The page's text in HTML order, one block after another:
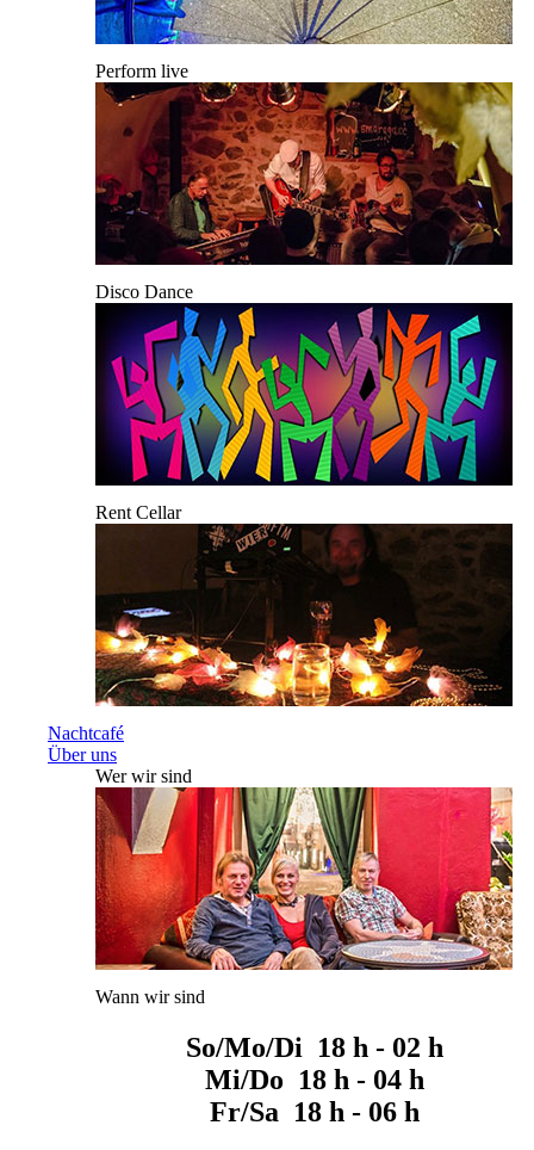
Perform live
Disco Dance
Rent Cellar
Nachtcafé
Über uns
Wer wir sind
Wann wir sind
So/Mo/Di 18 h - 02 h
Mi/Do 18 h - 04 h
Fr/Sa 18 h - 06 h